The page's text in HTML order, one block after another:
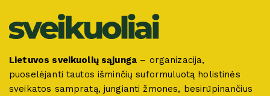
Lietuvos sveikuolių sąjunga – organizacija,
puoselėjanti tautos išminčių suformuluotą holistinės
sveikatos sampratą, jungianti žmones, besirūpinančius